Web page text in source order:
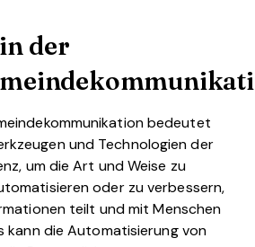
der
bedeutet
und Technologien der
um die Art und Weise zu
oder zu verbessern,
teilt und mit Menschen
kann die Automatisierung von